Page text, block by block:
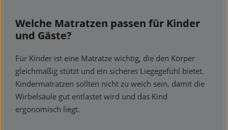
Welche Matratzen passen für Kinder
und Gäste?
Für Kinder ist eine Matratze wichtig, die den Körper
gleichmäßig stützt und ein sicheres Liegegefühl bietet.
Kindermatratzen sollten nicht zu weich sein, damit die
Wirbelsäule gut entlastet wird und das Kind
ergonomisch liegt.